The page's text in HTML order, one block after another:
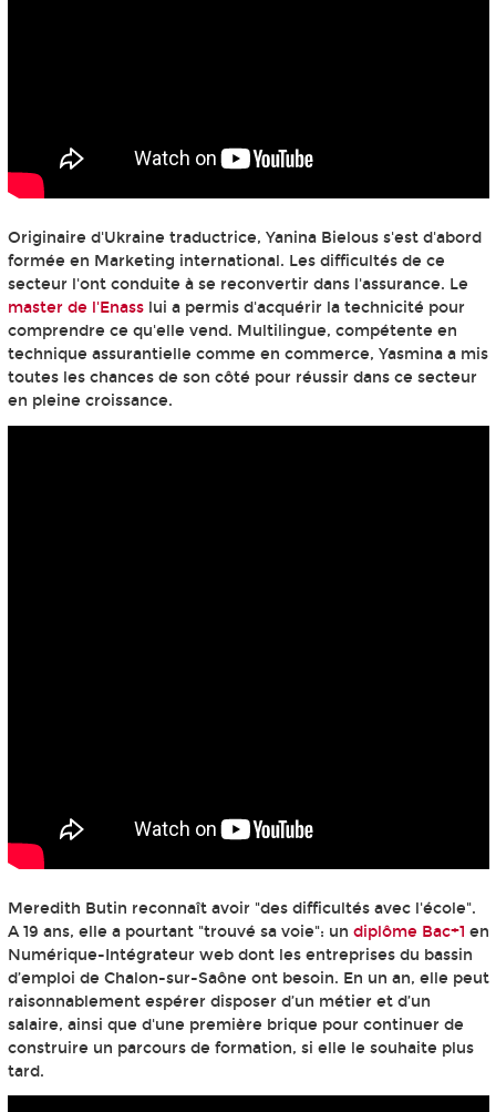
Originaire d'Ukraine traductrice, Yanina Bielous s'est d'abord
formée en Marketing international. Les difficultés de ce
secteur l'ont conduite à se reconvertir dans l'assurance. Le
master de l'Enasslui a permis d'acquérir la technicité pour
comprendre ce qu'elle vend. Multilingue, compétente en
technique assurantielle comme en commerce, Yasmina a mis
toutes les chances de son côté pour réussir dans ce secteur
en pleine croissance.
Meredith Butin reconnaît avoir "des difficultés avec l'école".
A 19 ans, elle a pourtant "trouvé sa voie": un diplôme Bac+1 en
Numérique-Intégrateur web dont les entreprises du bassin
d’emploi de Chalon-sur-Saône ont besoin. En un an, elle peut
raisonnablement espérer disposer d’un métier et d’un
salaire, ainsi que d'une première brique pour continuer de
construire un parcours de formation, si elle le souhaite plus
tard.